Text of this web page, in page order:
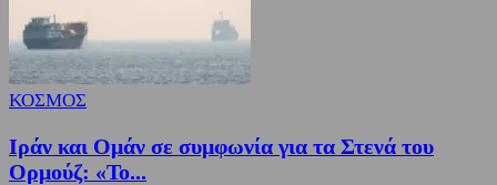
ΚΟΣΜΟΣ
Ιράν και Ομάν σε συμφωνία για τα Στενά του
Ορμούζ: «Το...